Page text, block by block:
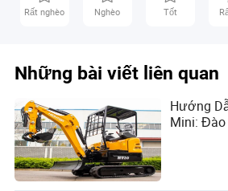
Rất nghèo Nghèo Tốt
Những bài viết liên quan
Hướng
Mini: Đào